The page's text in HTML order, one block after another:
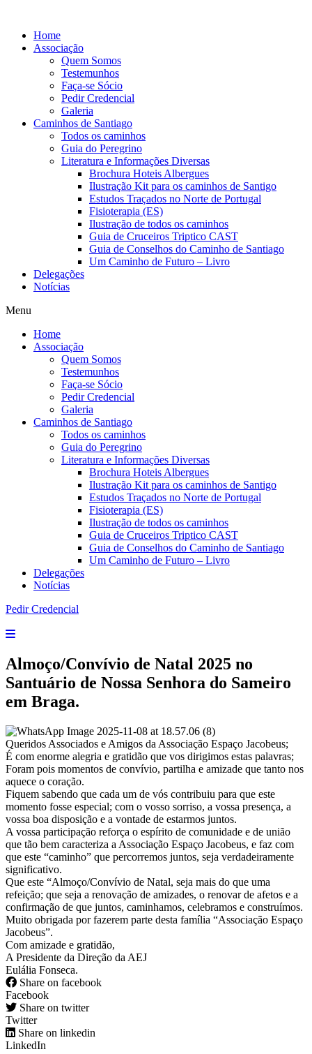
contentHome
Associação
Quem Somos
Testemunhos
Faça-se Sócio
Pedir Credencial
Galeria
Caminhos de Santiago
Todos os caminhos
Guia do Peregrino
Literatura e Informações Diversas
Brochura Hoteis Albergues
Ilustração Kit para os caminhos de Santigo
Estudos Traçados no Norte de Portugal
Fisioterapia (ES)
Ilustração de todos os caminhos
Guia de Cruceiros Triptico CAST
Guia de Conselhos do Caminho de Santiago
Um Caminho de Futuro – Livro
Delegações
Notícias
Menu
Home
Associação
Quem Somos
Testemunhos
Faça-se Sócio
Pedir Credencial
Galeria
Caminhos de Santiago
Todos os caminhos
Guia do Peregrino
Literatura e Informações Diversas
Brochura Hoteis Albergues
Ilustração Kit para os caminhos de Santigo
Estudos Traçados no Norte de Portugal
Fisioterapia (ES)
Ilustração de todos os caminhos
Guia de Cruceiros Triptico CAST
Guia de Conselhos do Caminho de Santiago
Um Caminho de Futuro – Livro
Delegações
Notícias
Pedir Credencial
Almoço/Convívio de Natal 2025 no
Santuário de Nossa Senhora do Sameiro
em Braga.
Queridos Associados e Amigos da Associação Espaço Jacobeus;
É com enorme alegria e gratidão que vos dirigimos estas palavras;
Foram pois momentos de convívio, partilha e amizade que tanto nos
aquece o coração.
Fiquem sabendo que cada um de vós contribuiu para que este
momento fosse especial; com o vosso sorriso, a vossa presença, a
vossa boa disposição e a vontade de estarmos juntos.
A vossa participação reforça o espírito de comunidade e de união
que tão bem caracteriza a Associação Espaço Jacobeus, e faz com
que este “caminho” que percorremos juntos, seja verdadeiramente
significativo.
Que este “Almoço/Convívio de Natal, seja mais do que uma
refeição; que seja a renovação de amizades, o renovar de afetos e a
confirmação de que juntos, caminhamos, celebramos e construímos.
Muito obrigada por fazerem parte desta família “Associação Espaço
Jacobeus”.
Com amizade e gratidão,
A Presidente da Direção da AEJ
Eulália Fonseca.
Share on facebook
Facebook
Share on twitter
Twitter
Share on linkedin
LinkedIn